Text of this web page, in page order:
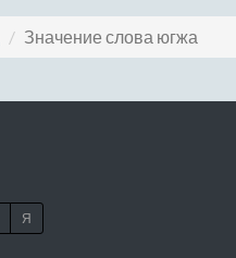
Значение слова югжа
Я